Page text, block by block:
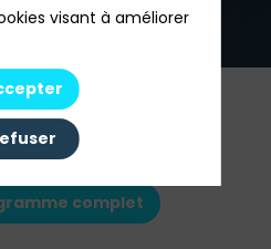
& CEO
complet
visant à améliorer